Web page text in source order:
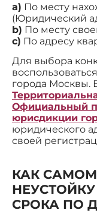
a) По месту
(Юридический
b) По месту
c) По адресу
Для выбора
города Москвы.
Официальный
юрисдикции
юридического
своей
КАК
СРОКА ПО